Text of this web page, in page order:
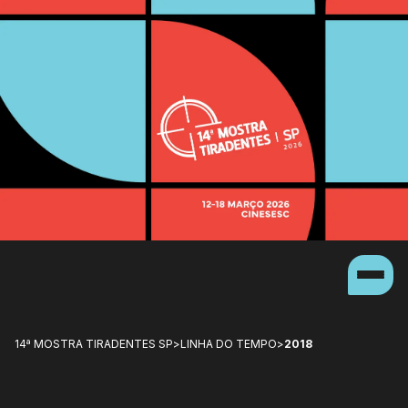
14ª MOSTRA TIRADENTES SP>LINHA DO TEMPO>2018